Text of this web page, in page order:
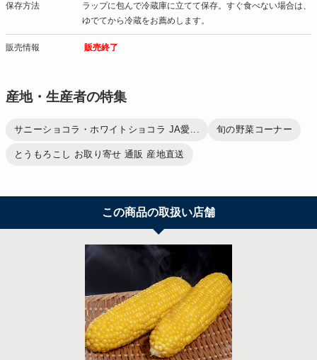
保存方法
ラップに包んで冷蔵庫に立てて保存。すぐ食べない場合は、
ゆでてから冷蔵をお薦めします。
販売情報 販売終了
産地・生産者の特集
サニーショコラ・ホワイトショコラ JA愛... 旬の野菜コーナー
とうもろこし お取り寄せ 通販 産地直送
この商品の取扱い店舗